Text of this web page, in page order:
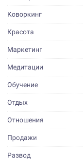
Коворкинг
Красота
Маркетинг
Медитации
Обучение
Отдых
Отношения
Продажи
Развод